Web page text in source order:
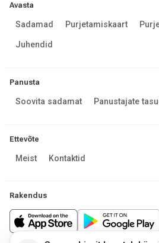
Avasta
Sadamad Purjetamiskaart
Juhendid
Panusta
Soovita sadamat Panustajate
Ettevõte
Meist Kontaktid
Rakendus